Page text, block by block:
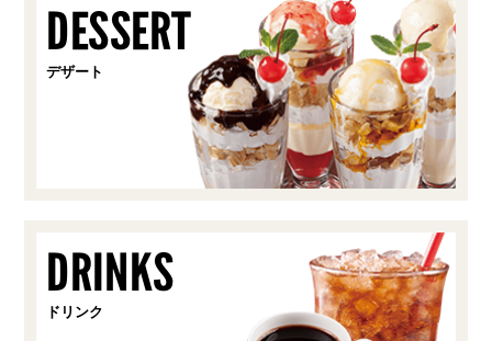
DESSERT
デザート
DRINKS
ドリンク